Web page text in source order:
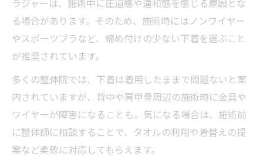
ラジャーは、施術中に圧迫感や違和感を感じる原因とな
る場合があります。そのため、施術時にはノンワイヤー
やスポーツブラなど、締め付けの少ない下着を選ぶこと
が推奨されています。
多くの整体院では、下着は着用したままで問題ないと案
内されていますが、背中や肩甲骨周辺の施術時に金具や
ワイヤーが障害になることも。気になる場合は、施術前
に整体師に相談することで、タオルの利用や着替えの提
案など柔軟に対応してもらえます。